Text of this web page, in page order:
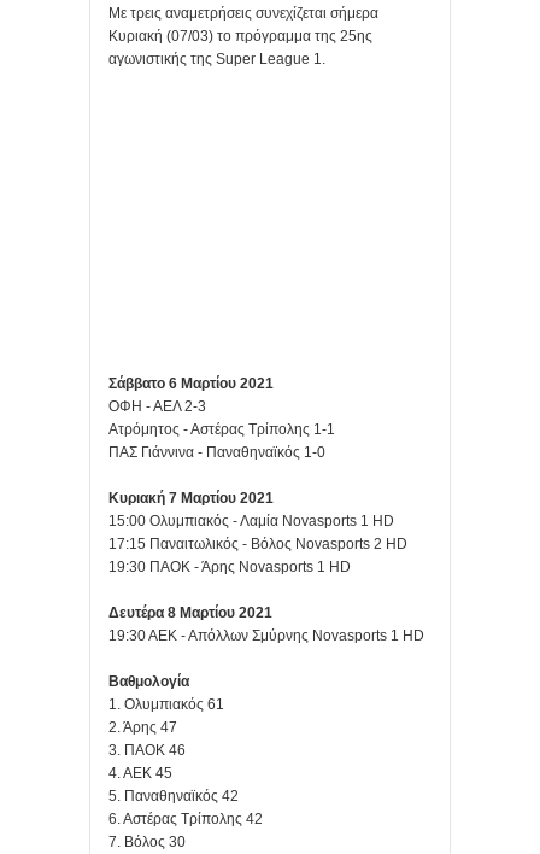
Με τρεις αναμετρήσεις συνεχίζεται σήμερα
Κυριακή (07/03) το πρόγραμμα της 25ης
αγωνιστικής της Super League 1.
Σάββατο 6 Μαρτίου 2021
ΟΦΗ - ΑΕΛ 2-3
Ατρόμητος - Αστέρας Τρίπολης 1-1
ΠΑΣ Γιάννινα - Παναθηναϊκός 1-0
Κυριακή 7 Μαρτίου 2021
15:00 Ολυμπιακός - Λαμία Novasports 1 HD
17:15 Παναιτωλικός - Βόλος Novasports 2 HD
19:30 ΠΑΟΚ - Άρης Novasports 1 HD
Δευτέρα 8 Μαρτίου 2021
19:30 ΑΕΚ - Απόλλων Σμύρνης Novasports 1 HD
Βαθμολογία
1. Ολυμπιακός 61
2. Άρης 47
3. ΠΑΟΚ 46
4. ΑΕΚ 45
5. Παναθηναϊκός 42
6. Αστέρας Τρίπολης 42
7. Βόλος 30